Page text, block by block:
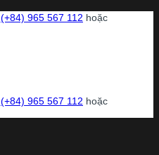
(+84) 965 567 112 hoặc
(+84) 965 567 112 hoặc